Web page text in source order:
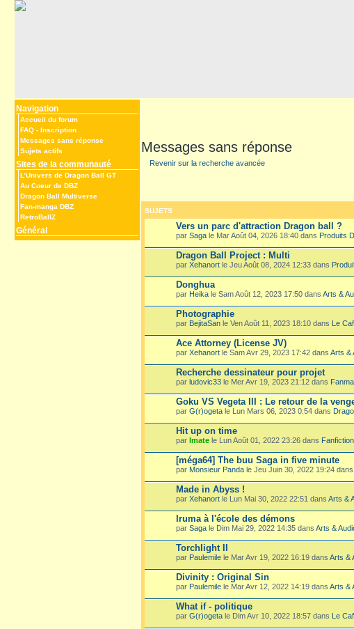
Navigation
Accueil du forum
FAQ - Inscription
Messages sans réponse
Sujets actifs
Sites de la communauté
L’Univers de Dragon Ball GT
Au Coeur de DBZ
Dragon Ball Multiverse
Fan-manga DBZ
RetroBallZ
Général
Messages sans réponse
Revenir sur la recherche avancée
SUJETS
Vers un parc d'attraction Dragon ball ?
par Saga le Mar Août 04, 2026 18:40 dans Produits
Dragon Ball Project : Multi
par Xehanort le Jeu Août 08, 2024 12:33 dans
Donghua
par Heika le Sam Août 12, 2023 17:50 dans Arts &
Photographie
par BejitaSan le Ven Août 11, 2023 18:10 dans Le
Ace Attorney (License JV)
par Xehanort le Sam Avr 29, 2023 17:42 dans Arts &
Recherche dessinateur pour projet
par ludovic33 le Mer Avr 19, 2023 21:12 dans
Goku VS Vegeta III : Le retour de la
par G(r)ogeta le Lun Mars 06, 2023 0:54 dans
Hit up on time
par Imate le Lun Août 01, 2022 23:26 dans
[méga64] The buu Saga in five minute
par Monsieur Panda le Jeu Juin 30, 2022 19:24 dans
Made in Abyss !
par Xehanort le Lun Mai 30, 2022 22:51 dans Arts &
Iruma à l'école des démons
par Saga le Dim Mai 29, 2022 14:35 dans Arts &
Torchlight II
par Paulemile le Mar Avr 19, 2022 16:19 dans Arts &
Divinity : Original Sin
par Paulemile le Mar Avr 12, 2022 14:19 dans Arts &
What if - politique
par G(r)ogeta le Dim Avr 10, 2022 18:57 dans Le